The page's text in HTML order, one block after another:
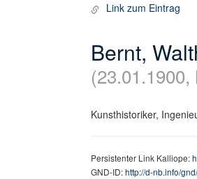
Link zum Eintrag
Bernt,
Kunsthistoriker,
Persistenter Link Kalliope:
GND-ID:http://d-nb.info/